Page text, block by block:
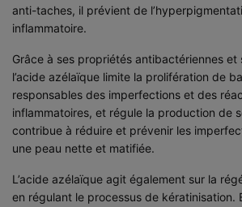
anti-taches, il prévient de
inflammatoire.
Grâce à ses propriétés antibactériennes et
l’acide azélaïque limite la prolifération de
responsables des imperfections et des
inflammatoires, et régule la production de
contribue à réduire et prévenir les
une peau nette et matifiée.
L’acide azélaïque agit également sur la
en régulant le processus de kératinisation.